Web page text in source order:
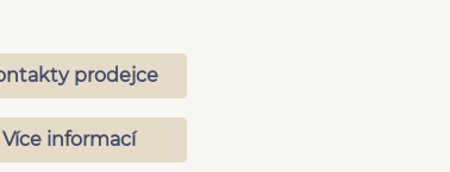
prodejce
Více informací